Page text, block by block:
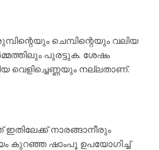
ചെമ്പിന്റെയും വലിയ
പുരട്ടുക. ശേഷം
വെളിച്ചെണ്ണയും നല്ലതാണ്.
നാരങ്ങാനീരും
കുറഞ്ഞ ഷാംപൂ ഉപയോഗിച്ച്